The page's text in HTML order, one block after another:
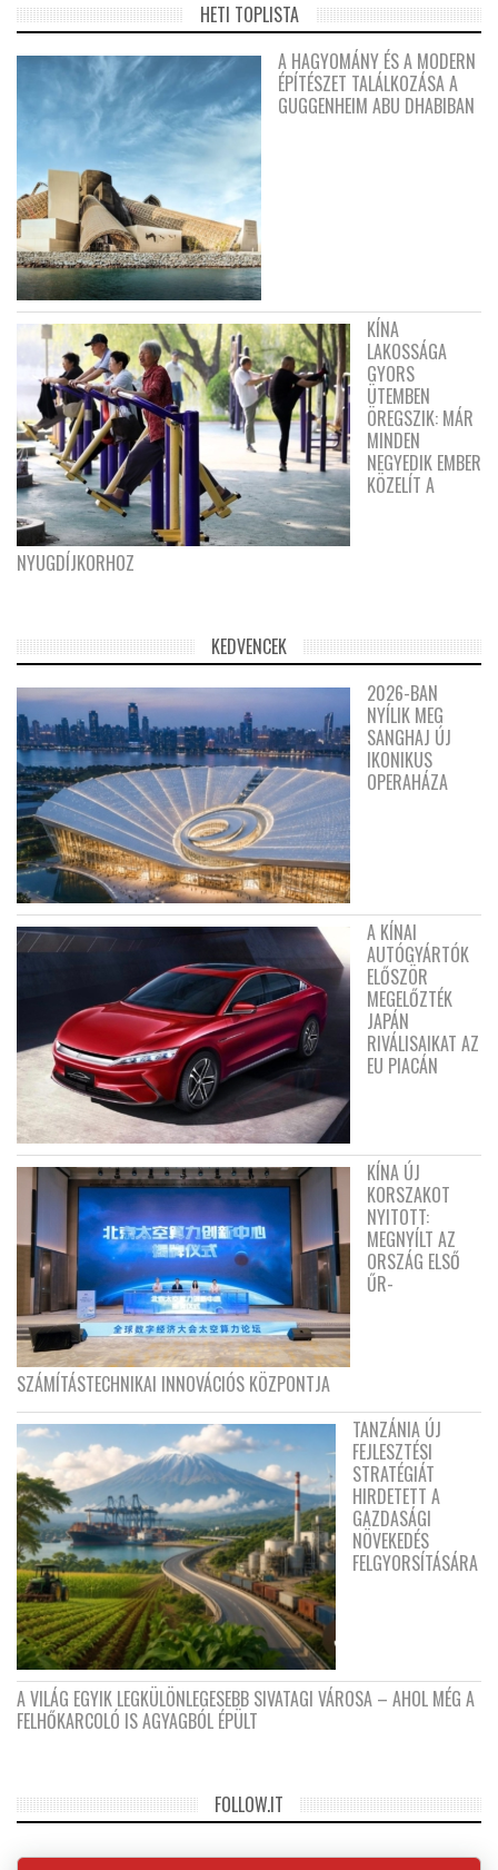
HETI TOPLISTA
A HAGYOMÁNY ÉS A MODERN
ÉPÍTÉSZET TALÁLKOZÁSA A
GUGGENHEIM ABU DHABIBAN
KÍNA
LAKOSSÁGA
GYORS
ÜTEMBEN
ÖREGSZIK: MÁR
MINDEN
NEGYEDIK EMBER
KÖZELÍT A
NYUGDÍJKORHOZ
KEDVENCEK
2026-BAN
NYÍLIK MEG
SANGHAJ ÚJ
IKONIKUS
OPERAHÁZA
A KÍNAI
AUTÓGYÁRTÓK
ELŐSZÖR
MEGELŐZTÉK
JAPÁN
RIVÁLISAIKAT AZ
EU PIACÁN
KÍNA ÚJ
KORSZAKOT
NYITOTT:
MEGNYÍLT AZ
ORSZÁG ELSŐ
ŰR-
SZÁMÍTÁSTECHNIKAI INNOVÁCIÓS KÖZPONTJA
TANZÁNIA ÚJ
FEJLESZTÉSI
STRATÉGIÁT
HIRDETETT A
GAZDASÁGI
NÖVEKEDÉS
FELGYORSÍTÁSÁRA
A VILÁG EGYIK LEGKÜLÖNLEGESEBB SIVATAGI VÁROSA – AHOL MÉG A
FELHŐKARCOLÓ IS AGYAGBÓL ÉPÜLT
FOLLOW.IT